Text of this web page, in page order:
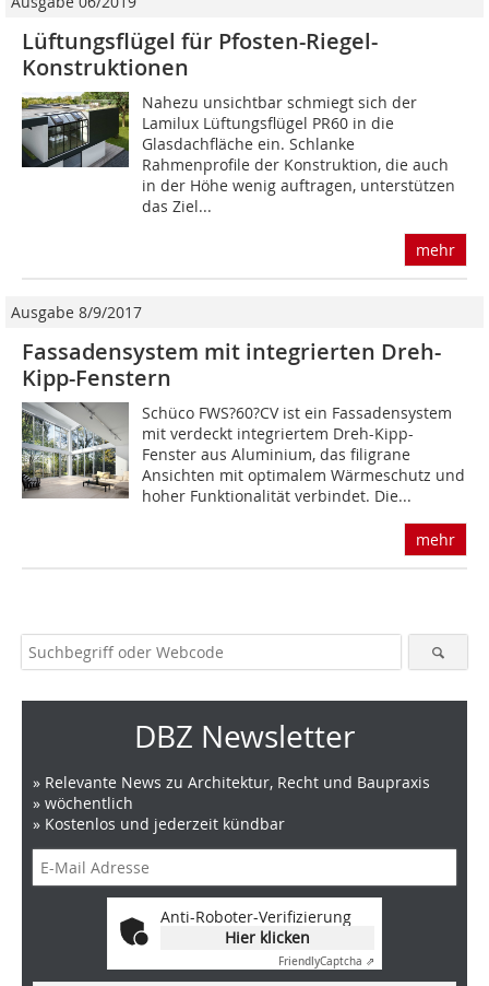
Lüftungsflügel für Pfosten-Riegel-
Konstruktionen
Nahezu unsichtbar schmiegt sich der
Lamilux Lüftungsflügel PR60 in die
Glasdachfläche ein. Schlanke
Rahmenprofile der Konstruktion, die auch
in der Höhe wenig auftragen, unterstützen
das Ziel...
mehr
Ausgabe 8/9/2017
Fassadensystem mit integrierten Dreh-
Kipp-Fenstern
Schüco FWS?60?CV ist ein Fassadensystem
mit verdeckt integriertem Dreh-Kipp-
Fenster aus Aluminium, das filigrane
Ansichten mit optimalem Wärmeschutz und
hoher Funktionalität verbindet. Die...
mehr
DBZ Newsletter
» Relevante News zu Architektur, Recht und Baupraxis
» wöchentlich
» Kostenlos und jederzeit kündbar
Anti-Roboter-Verifizierung
Hier klicken
FriendlyCaptcha ⇗